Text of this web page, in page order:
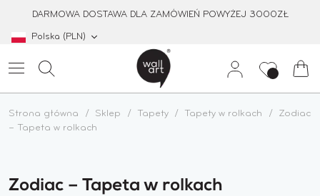
treści
DARMOWA DOSTAWA DLA ZAMÓWIEŃ POWYŻEJ 3000ZŁ
WalutaPolska (PLN)
1
1 Szukaj
Moje
Lista
życzeń
Strona główna Sklep Tapety Tapety w rolkach
Zodiac
– Tapeta w rolkach
Zodiac – Tapeta w rolkach